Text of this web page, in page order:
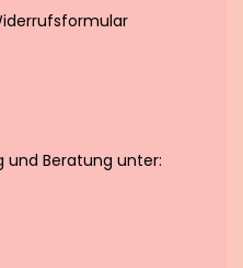
und Beratung unter: